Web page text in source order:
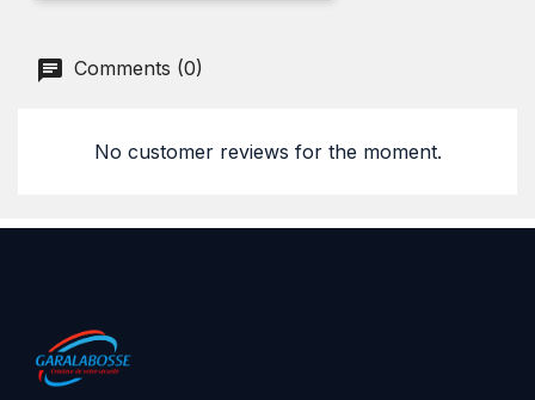
Comments (0)
No customer reviews for the moment.